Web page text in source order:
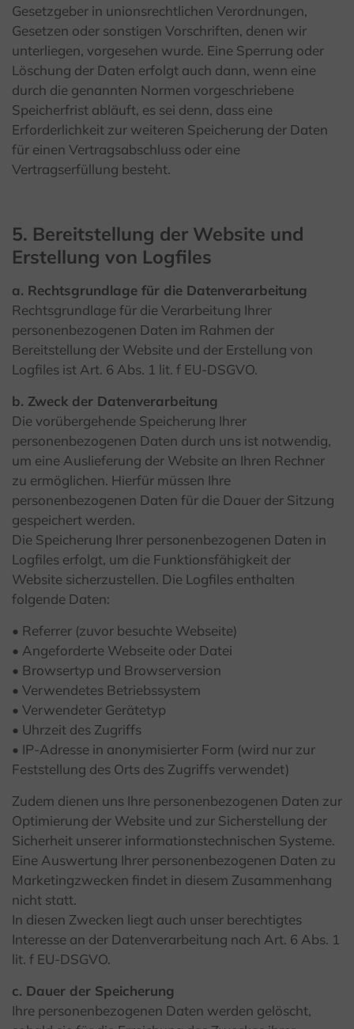
Gesetzgeber in unionsrechtlichen Verordnungen,
Gesetzen oder sonstigen Vorschriften, denen wir
unterliegen, vorgesehen wurde. Eine Sperrung oder
Löschung der Daten erfolgt auch dann, wenn eine
durch die genannten Normen vorgeschriebene
Speicherfrist abläuft, es sei denn, dass eine
Erforderlichkeit zur weiteren Speicherung der Daten
für einen Vertragsabschluss oder eine
Vertragserfüllung besteht.
5. Bereitstellung der Website und
Erstellung von Logfiles
a. Rechtsgrundlage für die Datenverarbeitung
Rechtsgrundlage für die Verarbeitung Ihrer
personenbezogenen Daten im Rahmen der
Bereitstellung der Website und der Erstellung von
Logfiles ist Art. 6 Abs. 1 lit. f EU-DSGVO.
b. Zweck der Datenverarbeitung
Die vorübergehende Speicherung Ihrer
personenbezogenen Daten durch uns ist notwendig,
um eine Auslieferung der Website an Ihren Rechner
zu ermöglichen. Hierfür müssen Ihre
personenbezogenen Daten für die Dauer der Sitzung
gespeichert werden.
Die Speicherung Ihrer personenbezogenen Daten in
Logfiles erfolgt, um die Funktionsfähigkeit der
Website sicherzustellen. Die Logfiles enthalten
folgende Daten:
• Referrer (zuvor besuchte Webseite)
• Angeforderte Webseite oder Datei
• Browsertyp und Browserversion
• Verwendetes Betriebssystem
• Verwendeter Gerätetyp
• Uhrzeit des Zugriffs
• IP-Adresse in anonymisierter Form (wird nur zur
Feststellung des Orts des Zugriffs verwendet)
Zudem dienen uns Ihre personenbezogenen Daten zur
Optimierung der Website und zur Sicherstellung der
Sicherheit unserer informationstechnischen Systeme.
Eine Auswertung Ihrer personenbezogenen Daten zu
Marketingzwecken findet in diesem Zusammenhang
nicht statt.
In diesen Zwecken liegt auch unser berechtigtes
Interesse an der Datenverarbeitung nach Art. 6 Abs. 1
lit. f EU-DSGVO.
c. Dauer der Speicherung
Ihre personenbezogenen Daten werden gelöscht,